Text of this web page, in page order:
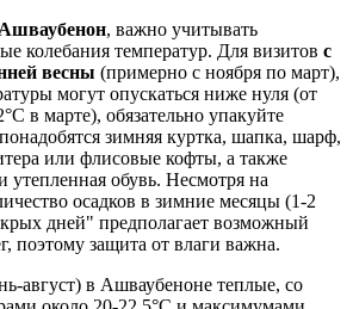
Ашваубенон, важно учитывать
колебания температур. Для визитов с
весны (примерно с ноября по март),
могут опускаться ниже нуля (от
в марте), обязательно упакуйте
зимняя куртка, шапка, шарф,
или флисовые кофты, а также
утепленная обувь. Несмотря на
осадков в зимние месяцы (1-2
дней" предполагает возможный
поэтому защита от влаги важна.
август) в Ашваубеноне теплые, со